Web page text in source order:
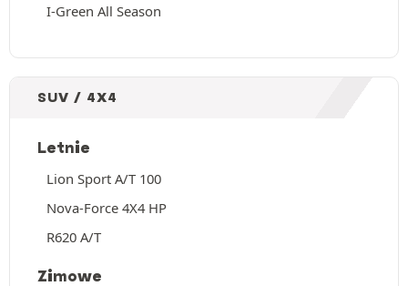
I-Green All Season
SUV / 4X4
Letnie
Lion Sport A/T 100
Nova-Force 4X4 HP
R620 A/T
Zimowe